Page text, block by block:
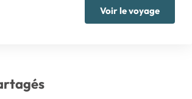
Voir le voyage